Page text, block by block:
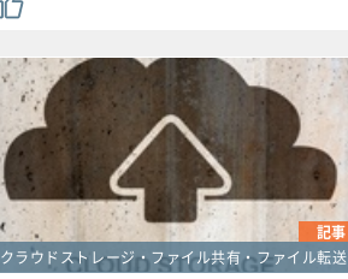
記事
クラウドストレージ・ファイル共有・ファイル転送